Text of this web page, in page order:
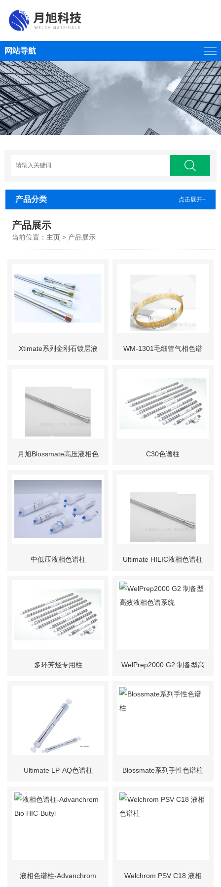
网站导航
产品分类 点击展开+
产品展示
当前位置： 主页> 产品展示
Xtimate系列金刚石镀层液 WM-1301毛细管气相色谱
月旭Blossmate高压液相色 C30色谱柱
中低压液相色谱柱 Ultimate HILIC液相色谱柱
多环芳烃专用柱 WelPrep2000 G2 制备型高
Ultimate LP-AQ色谱柱 Blossmate系列手性色谱柱
液相色谱柱-Advanchrom Welchrom PSV C18 液相